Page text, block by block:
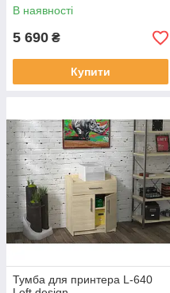
В наявності
5 690 ₴
Купити
Тумба для принтера L-640